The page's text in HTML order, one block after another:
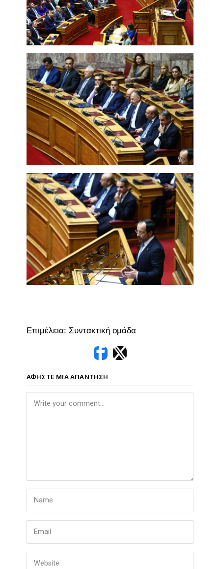
Επιμέλεια: Συντακτική ομάδα
ΑΦΉΣΤΕ ΜΙΑ ΑΠΆΝΤΗΣΗ